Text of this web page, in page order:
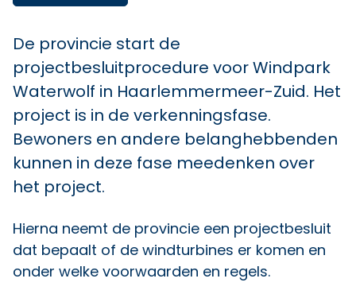
De provincie start de
projectbesluitprocedure voor Windpark
Waterwolf in Haarlemmermeer-Zuid. Het
project is in de verkenningsfase.
Bewoners en andere belanghebbenden
kunnen in deze fase meedenken over
het project.
Hierna neemt de provincie een projectbesluit
dat bepaalt of de windturbines er komen en
onder welke voorwaarden en regels.